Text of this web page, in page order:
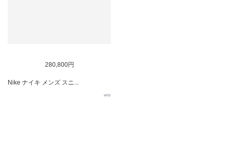
280,800円
Nike ナイキ メンズ スニ...
asty